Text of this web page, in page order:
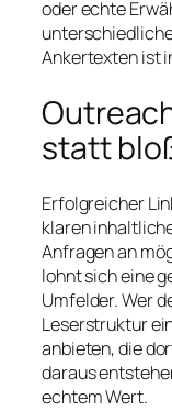
oder echte
Ankertexten ist
statt
Erfolgreicher
klaren
Anfragen an
lohnt sich eine
Umfelder. Wer
Leserstruktur
anbieten, die
daraus
echtem Wert.